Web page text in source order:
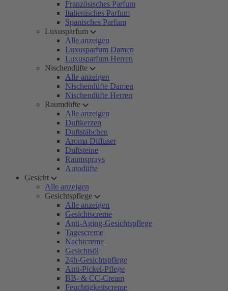
Französisches Parfum
Italienisches Parfum
Spanisches Parfum
Luxusparfum
Alle anzeigen
Luxusparfum Damen
Luxusparfum Herren
Nischendüfte
Alle anzeigen
Nischendüfte Damen
Nischendüfte Herren
Raumdüfte
Alle anzeigen
Duftkerzen
Duftstäbchen
Aroma Diffuser
Duftsteine
Raumsprays
Autodüfte
Gesicht
Alle anzeigen
Gesichtspflege
Alle anzeigen
Gesichtscreme
Anti-Aging-Gesichtspflege
Tagescreme
Nachtcreme
Gesichtsöl
24h-Gesichtspflege
Anti-Pickel-Pflege
BB- & CC-Cream
Feuchtigkeitscreme